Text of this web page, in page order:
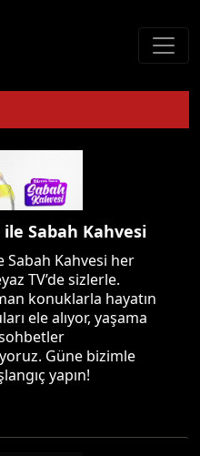
Sabah Kahvesi
Sabah Kahvesi her
TV’de sizlerle.
konuklarla hayatın
ele alıyor, yaşama
Güne bizimle
yapın!